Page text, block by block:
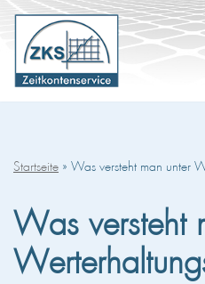
Zum
Inhalt
springen
Startseite » Was versteht man unter
Was versteht